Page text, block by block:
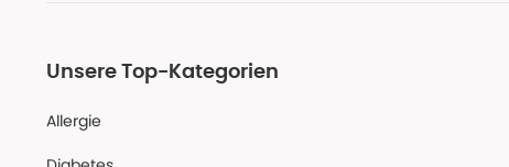
Unsere Top-Kategorien
Allergie